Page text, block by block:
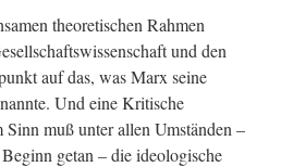
theoretischen Rahmen
und den
auf das, was Marx seine
nannte. Und eine Kritische
Sinn muß unter allen Umständen –
getan – die ideologische